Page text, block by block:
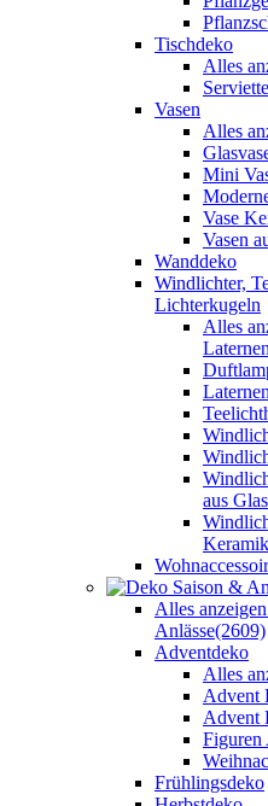
Tischdeko
Alles
Vasen
Alles
Mini
Vase
Vasen
Wanddeko
Windlichter,
Lichterkugeln
Alles
Laternen
aus Glas
Keramik
Alles
Anlässe(2609)
Adventdeko
Alles
Advent
Advent
Figuren
Frühlingsdeko